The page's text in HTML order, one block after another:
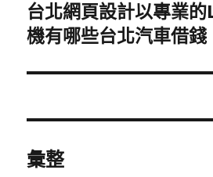
下
一
文
台北網頁設計以專業
機有哪些台北汽車借錢
彙整